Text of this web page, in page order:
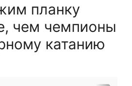
планку
чем чемпионы
катанию